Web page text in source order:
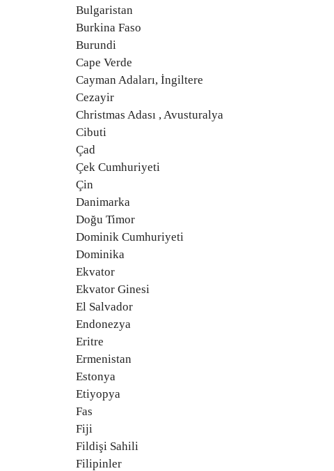
Bulgaristan
Burkina Faso
Burundi
Cape Verde
Cayman Adaları, İngiltere
Cezayir
Christmas Adası , Avusturalya
Cibuti
Çad
Çek Cumhuriyeti
Çin
Danimarka
Doğu Timor
Dominik Cumhuriyeti
Dominika
Ekvator
Ekvator Ginesi
El Salvador
Endonezya
Eritre
Ermenistan
Estonya
Etiyopya
Fas
Fiji
Fildişi Sahili
Filipinler